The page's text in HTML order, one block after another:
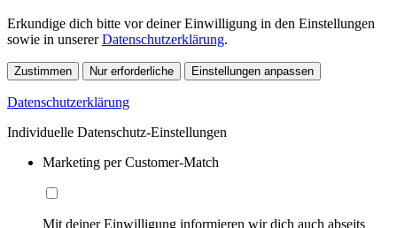
Erkundige dich bitte vor deiner Einwilligung in den Einstellungen
sowie in unsererDatenschutzerklärung.
Zustimmen Nur erforderliche Einstellungen anpassen
Datenschutzerklärung
Individuelle Datenschutz-Einstellungen
Marketing per Customer-Match
Mit deiner Einwilligung informieren wir dich auch abseits